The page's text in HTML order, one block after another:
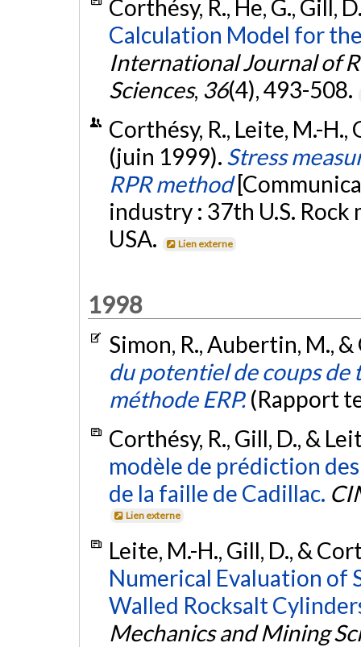
Corthésy, R., He, G., Gill,
Calculation Model for
International Journal of
Sciences, 36(4), 493-508.
Corthésy, R., Leite, M.-H.,
(juin 1999). Stress
RPR method
industry : 37th U.S. Rock
USA.
Lien externe
1998
Simon, R., Aubertin, M.,
du potentiel de coups de
méthode ERP. (Rapport
Corthésy, R., Gill, D., &
modèle de prédiction
de la faille de Cadillac.
Lien externe
Leite, M.-H., Gill, D., &
Numerical Evaluation of
Walled Rocksalt
Mechanics and Mining